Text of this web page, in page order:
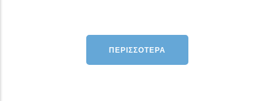
ΠΕΡΙΣΣΌΤΕΡΑ